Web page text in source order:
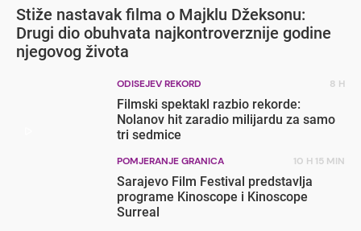
Stiže nastavak filma o Majklu Džeksonu:
Drugi dio obuhvata najkontroverznije godine
njegovog života
ODISEJEV REKORD 8 H
Filmski spektakl razbio rekorde:
Nolanov hit zaradio milijardu za samo
tri sedmice
POMJERANJE GRANICA 10 H 15 MIN
Sarajevo Film Festival predstavlja
programe Kinoscope i Kinoscope
Surreal